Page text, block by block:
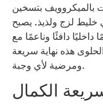
بالميكروويف بتسخين
خليط لزج ولذيذ. يصبح
دافئًا وناعمًا مع
هذه نهاية سريعة
ومرضية لأي وجبة.
الكمال